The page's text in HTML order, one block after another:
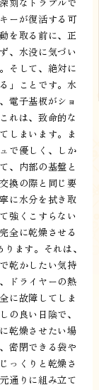
ーが復活する可
を取る前に、正
、水没に気づい
そして、絶対に
」ことです。水
電子基板がショ
れは、致命的な
しまいます。ま
で優しく、しか
、内部の基盤と
換の際と同じ要
に水分を拭き取
強くこすらない
全に乾燥させる
ます。それは、
乾かしたい気持
ドライヤーの熱
に故障してしま
の良い日陰で、
乾燥させたい場
密閉できる袋や
っくりと乾燥さ
通りに組み立て